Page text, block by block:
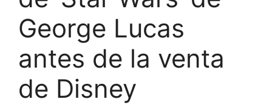
George Lucas
antes de la venta
de Disney